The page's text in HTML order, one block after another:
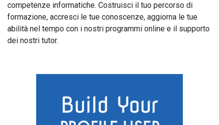
competenze informatiche. Costruisci il tuo percorso di
formazione, accresci le tue conoscenze, aggiorna le tue
abilità nel tempo con i nostri programmi online e il supporto
dei nostri tutor.